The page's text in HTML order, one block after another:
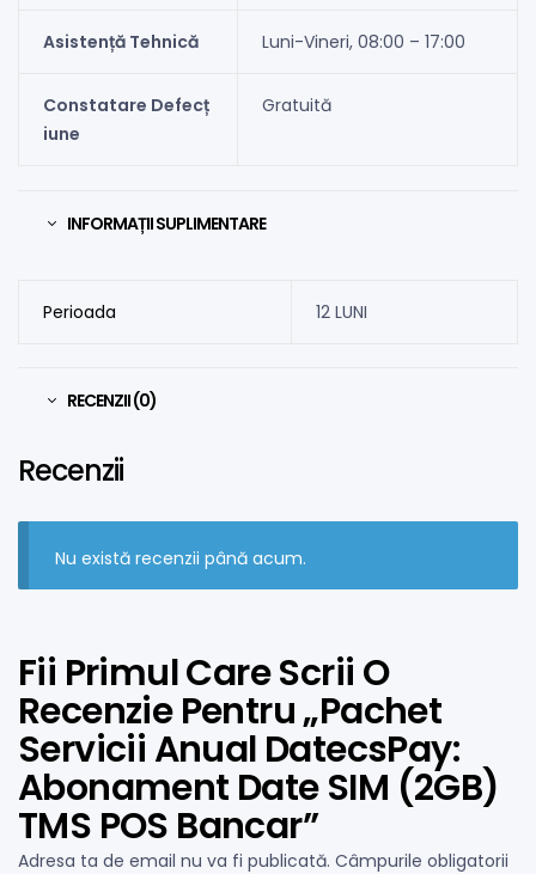
Asistență Tehnică Luni-Vineri, 08:00 – 17:00
Constatare Defecț
iune
Gratuită
INFORMAȚII SUPLIMENTARE
Perioada 12 LUNI
RECENZII (0)
Recenzii
Nu există recenzii până acum.
Fii Primul Care Scrii O
Recenzie Pentru „Pachet
Servicii Anual DatecsPay:
Abonament Date SIM (2GB)
TMS POS Bancar”
Adresa ta de email nu va fi publicată. Câmpurile obligatorii